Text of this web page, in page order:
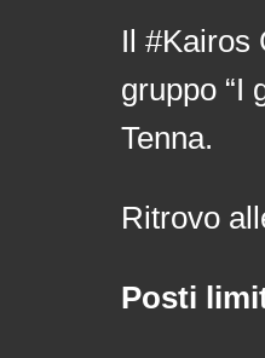
Il #Kairos
gruppo “I
Tenna.
Ritrovo
Posti